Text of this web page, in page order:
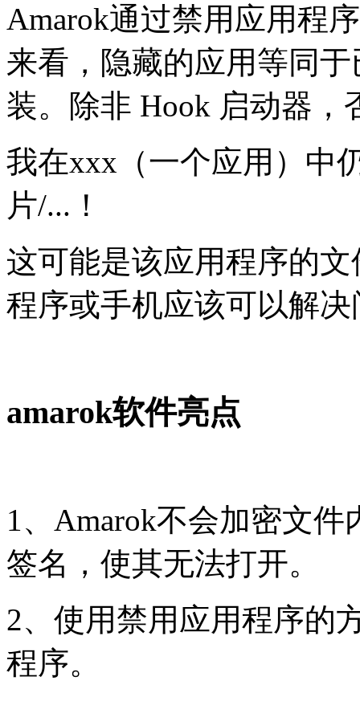
Amarok通过禁用应用程
来看，隐藏的应用等同
装。除非 Hook 启动器
我在xxx（一个应用）中
片/...！
这可能是该应用程序的
程序或手机应该可以解决
amarok软件亮点
1、Amarok不会加密文
签名，使其无法打开。
2、使用禁用应用程序的
程序。